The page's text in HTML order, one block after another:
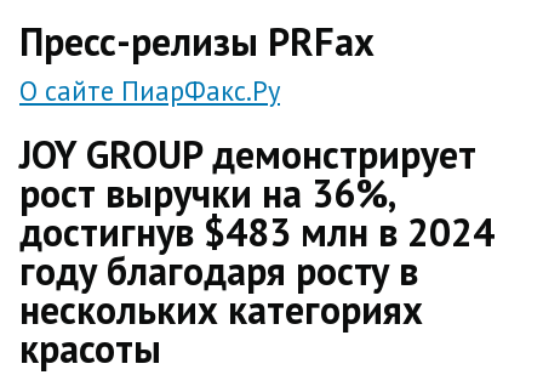
Пресс-релизы PRFax
О сайте ПиарФакс.Ру
JOY GROUP демонстрирует
рост выручки на 36%,
достигнув $483 млн в 2024
году благодаря росту в
нескольких категориях
красоты